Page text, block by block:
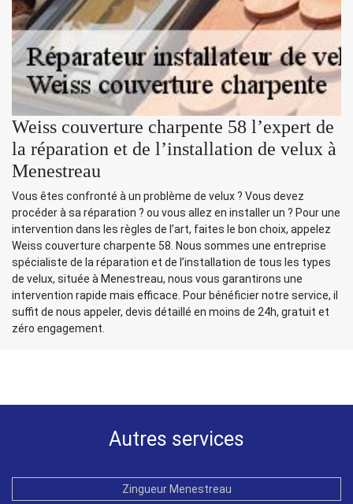
Weiss couverture charpente 58 l’expert de
la réparation et de l’installation de velux à
Menestreau
Vous êtes confronté à un problème de velux ? Vous devez
procéder à sa réparation ? ou vous allez en installer un ? Pour une
intervention dans les règles de l’art, faites le bon choix, appelez
Weiss couverture charpente 58. Nous sommes une entreprise
spécialiste de la réparation et de l’installation de tous les types
de velux, située à Menestreau, nous vous garantirons une
intervention rapide mais efficace. Pour bénéficier notre service, il
suffit de nous appeler, devis détaillé en moins de 24h, gratuit et
zéro engagement.
Autres services
Zingueur Menestreau